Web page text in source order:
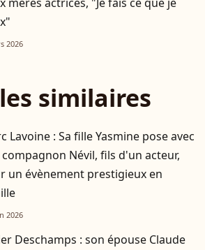
2026
similaires
Lavoine : Sa fille Yasmine pose avec
Névil, fils d'un acteur,
un évènement prestigieux en
2026
Deschamps : son épouse Claude